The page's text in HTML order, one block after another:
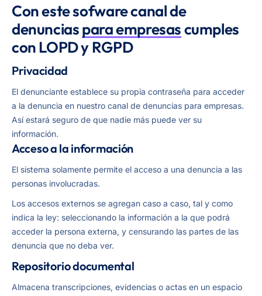
Con este sofware canal de
denunciaspara empresascumples
con LOPD y RGPD
Privacidad
El denunciante establece su propia contraseña para acceder
a la denuncia en nuestro canal de denuncias para empresas.
Así estará seguro de que nadie más puede ver su
información.
Acceso a la información
El sistema solamente permite el acceso a una denuncia a las
personas involucradas.
Los accesos externos se agregan caso a caso, tal y como
indica la ley: seleccionando la información a la que podrá
acceder la persona externa, y censurando las partes de las
denuncia que no deba ver.
Repositorio documental
Almacena transcripciones, evidencias o actas en un espacio